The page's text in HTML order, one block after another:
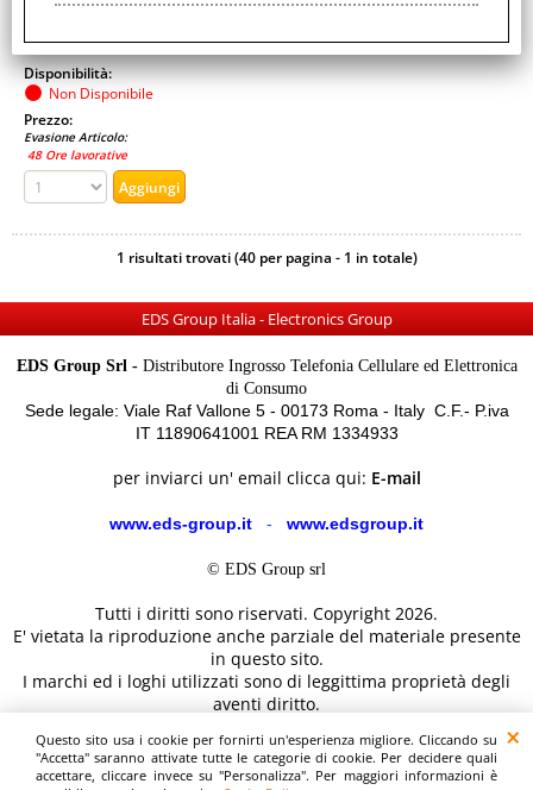
Questo sito usa i cookie per fornirti un'esperienza migliore. Cliccando su
"Accetta" saranno attivate tutte le categorie di cookie. Per decidere quali
accettare, cliccare invece su "Personalizza". Per maggiori informazioni è
CBI3549A
2-Power CBI3549A
Disponibilità:
Non Disponibile
Prezzo:
Evasione Articolo:
48 Ore lavorative
1 risultati trovati (40 per pagina - 1 in totale)
EDS Group Italia - Electronics Group
EDS Group Srl -Distributore Ingrosso Telefonia Cellulare ed Elettronica
di Consumo
Sede legale: Viale Raf Vallone 5 - 00173 Roma - Italy C.F.- P.iva
IT 11890641001 REA RM 1334933
per inviarci un' email clicca qui: E-mail
www.eds-group.it - www.edsgroup.it
© EDS Group srl
Tutti i diritti sono riservati. Copyright 2026.
E' vietata la riproduzione anche parziale del materiale presente
in questo sito.
I marchi ed i loghi utilizzati sono di leggittima proprietà degli
aventi diritto.
scopo illustrativo fanno fede i dettagli sul sito del costruttore.